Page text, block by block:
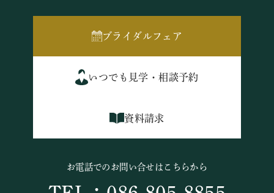
ブライダルフェア
いつでも見学・相談予約
資料請求
お電話でのお問い合せはこちらから